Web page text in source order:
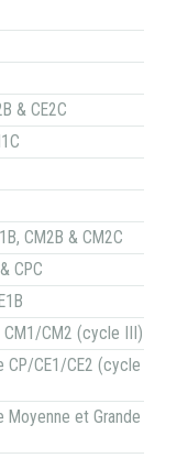
& CE2C
CM2B & CM2C
CPC
CM2 (cycle III)
CP/CE1/CE2 (cycle
Moyenne et Grande